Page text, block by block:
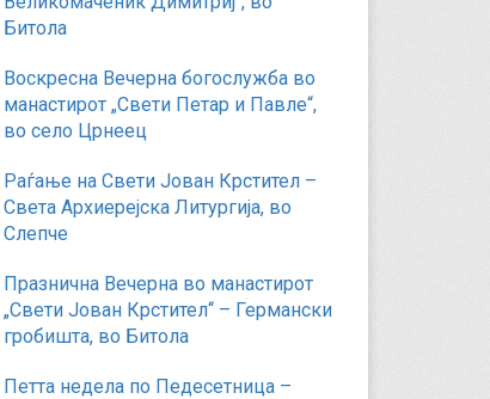
Битола
Воскресна Вечерна богослужба во
манастирот „Свети Петар и Павле“,
во село Црнеец
Раѓање на Свети Јован Крстител –
Света Архиерејска Литургија, во
Слепче
Празнична Вечерна во манастирот
„Свети Јован Крстител“ – Германски
гробишта, во Битола
Петта недела по Педесетница –